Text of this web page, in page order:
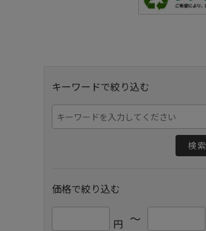
キーワードで絞り込む
検索
価格で絞り込む
円 ～